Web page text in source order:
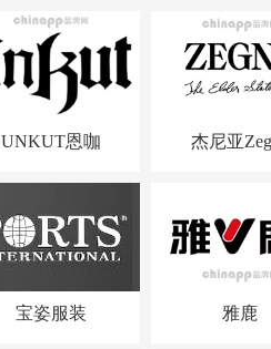
UNKUT恩咖 杰尼亚
宝姿服装 雅鹿